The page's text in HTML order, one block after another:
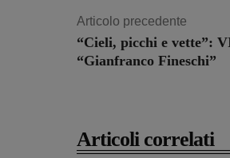
Articolo precedente
“Cieli, picchi e vette”:
“Gianfranco Fineschi”
Articoli correlati